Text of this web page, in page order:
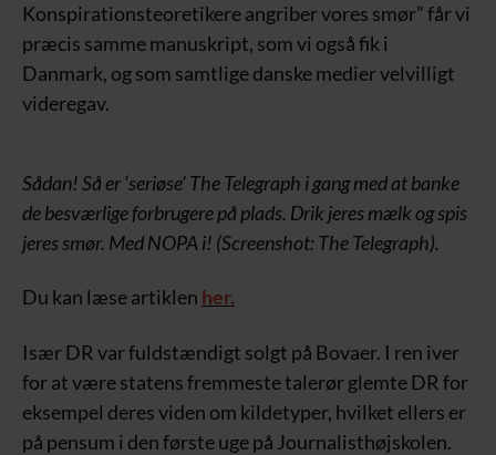
Konspirationsteoretikere angriber vores smør” får vi
præcis samme manuskript, som vi også fik i
Danmark, og som samtlige danske medier velvilligt
videregav.
Sådan! Så er ‘seriøse’ The Telegraph i gang med at banke
de besværlige forbrugere på plads. Drik jeres mælk og spis
jeres smør. Med NOPA i! (Screenshot: The Telegraph).
Du kan læse artiklen her.
Især DR var fuldstændigt solgt på Bovaer. I ren iver
for at være statens fremmeste talerør glemte DR for
eksempel deres viden om kildetyper, hvilket ellers er
på pensum i den første uge på Journalisthøjskolen.